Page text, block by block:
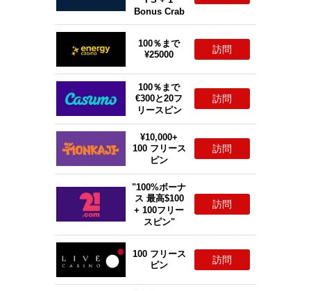
Bonus Crab
100％まで
¥25000
訪問
100％まで
€300と20フ
リースピン
訪問
¥10,000+
100 フリース
ピン
訪問
"100%ボーナ
ス 最高$100
+ 100フリー
スピン"
訪問
100 フリース
ピン
訪問